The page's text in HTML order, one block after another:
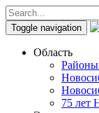
Toggle navigation
Область
Районы
75 лет